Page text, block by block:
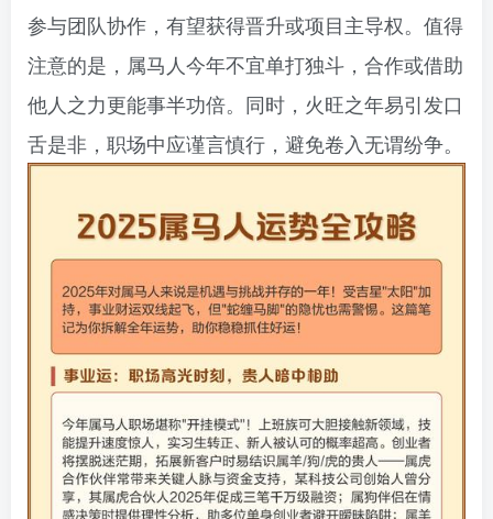
参与团队协作，有望获得晋升或项目主导权。值得
注意的是，属马人今年不宜单打独斗，合作或借助
他人之力更能事半功倍。同时，火旺之年易引发口
舌是非，职场中应谨言慎行，避免卷入无谓纷争。